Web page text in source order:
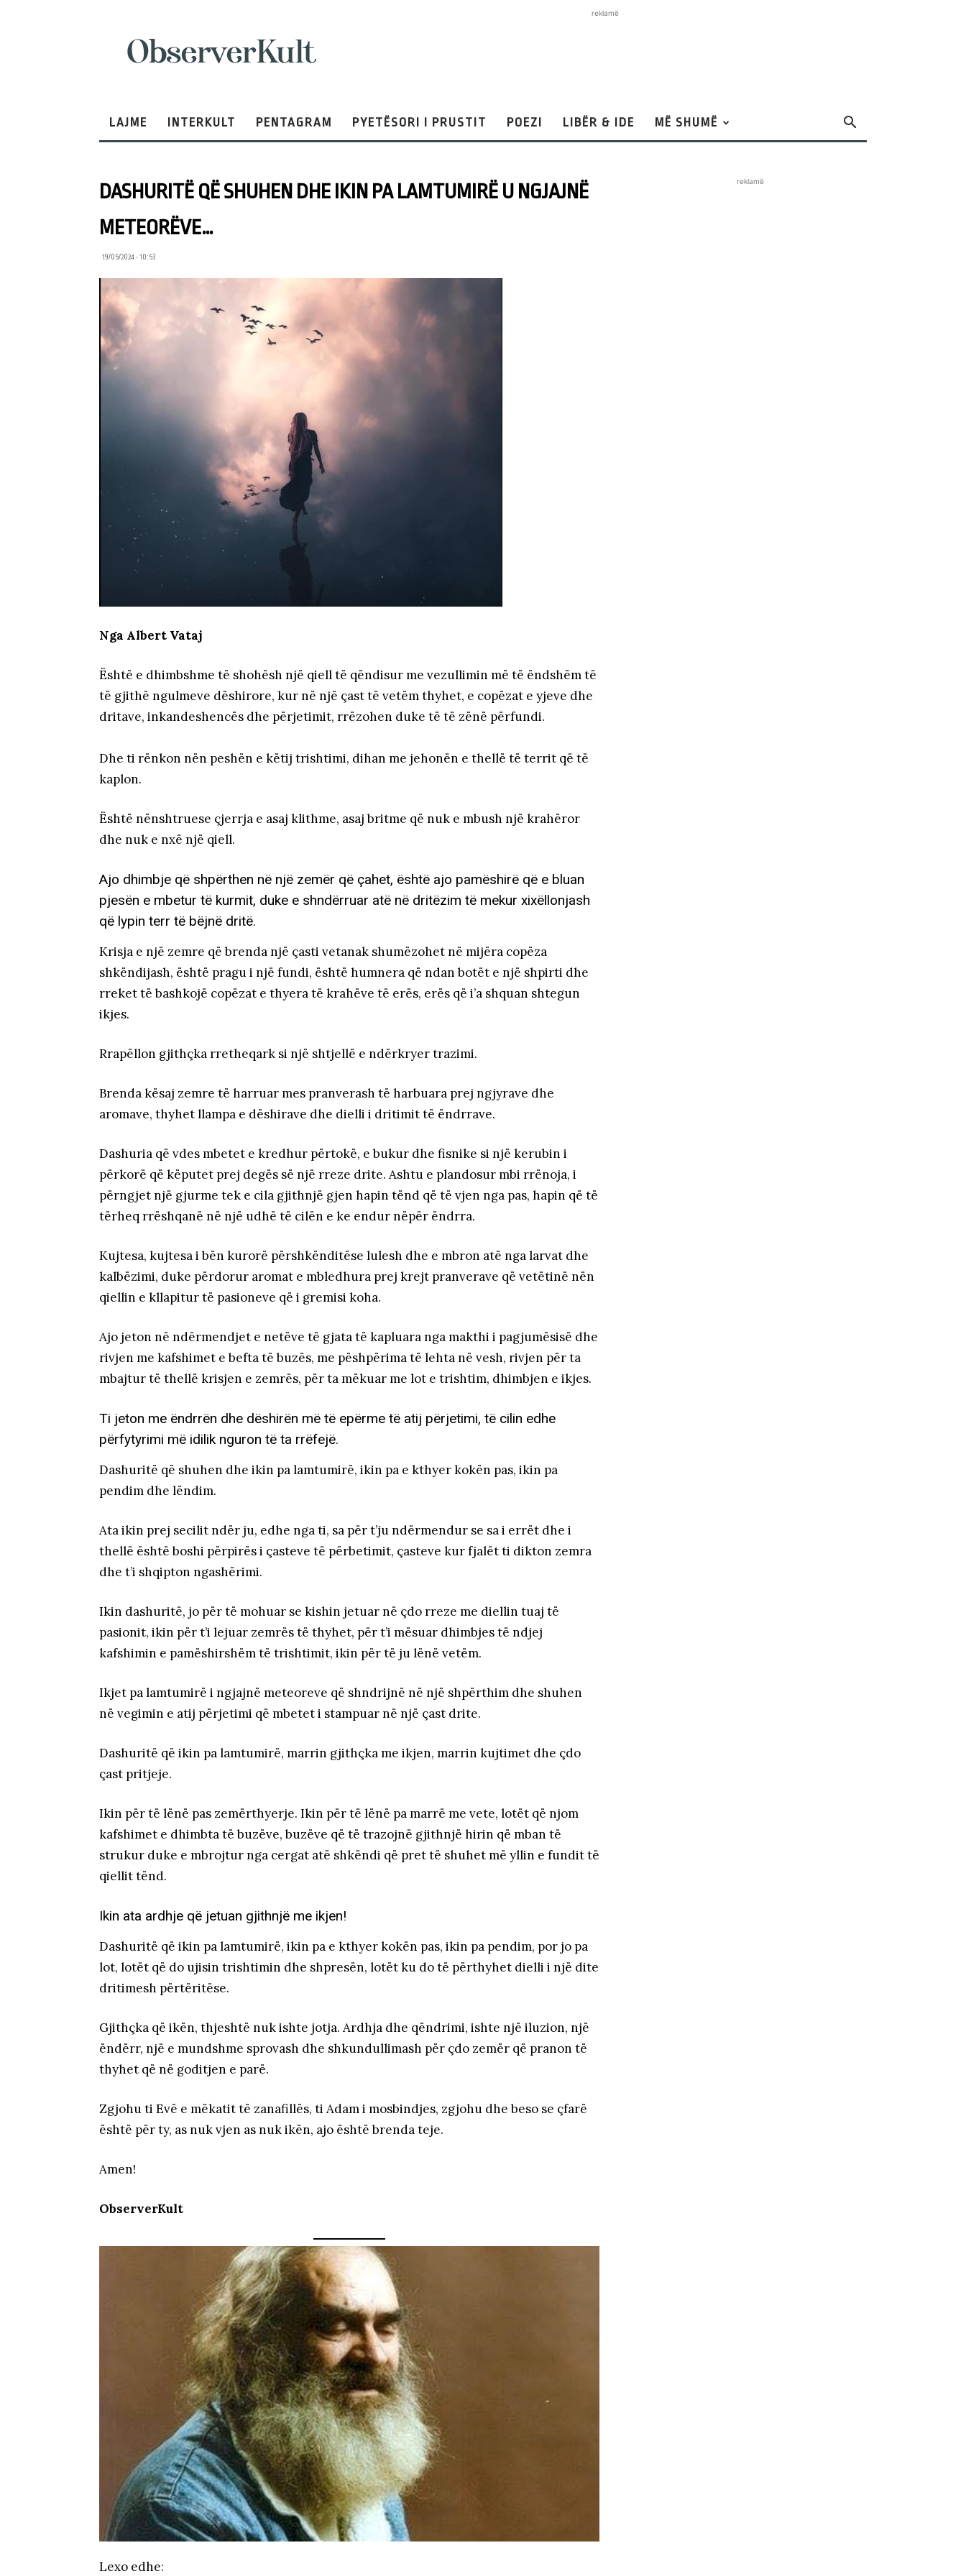
reklamë
LAJME INTERKULT PENTAGRAM PYETËSORI I PRUSTIT POEZI LIBËR & IDE MË SHUMË
DASHURITË QË SHUHEN DHE IKIN PA LAMTUMIRË U NGJAJNË
METEORËVE…
19/05/2024 • 10:53
Nga Albert Vataj
Është e dhimbshme të shohësh një qiell të qëndisur me vezullimin më të ëndshëm të
të gjithë ngulmeve dëshirore, kur në një çast të vetëm thyhet, e copëzat e yjeve dhe
dritave, inkandeshencës dhe përjetimit, rrëzohen duke të të zënë përfundi.
Dhe ti rënkon nën peshën e këtij trishtimi, dihan me jehonën e thellë të territ që të
kaplon.
Është nënshtruese çjerrja e asaj klithme, asaj britme që nuk e mbush një krahëror
dhe nuk e nxë një qiell.
Ajo dhimbje që shpërthen në një zemër që çahet, është ajo pamëshirë që e bluan
pjesën e mbetur të kurmit, duke e shndërruar atë në dritëzim të mekur xixëllonjash
që lypin terr të bëjnë dritë.
Krisja e një zemre që brenda një çasti vetanak shumëzohet në mijëra copëza
shkëndijash, është pragu i një fundi, është humnera që ndan botët e një shpirti dhe
rreket të bashkojë copëzat e thyera të krahëve të erës, erës që i’a shquan shtegun
ikjes.
Rrapëllon gjithçka rretheqark si një shtjellë e ndërkryer trazimi.
Brenda kësaj zemre të harruar mes pranverash të harbuara prej ngjyrave dhe
aromave, thyhet llampa e dëshirave dhe dielli i dritimit të ëndrrave.
Dashuria që vdes mbetet e kredhur përtokë, e bukur dhe fisnike si një kerubin i
përkorë që këputet prej degës së një rreze drite. Ashtu e plandosur mbi rrënoja, i
përngjet një gjurme tek e cila gjithnjë gjen hapin tënd që të vjen nga pas, hapin që të
tërheq rrëshqanë në një udhë të cilën e ke endur nëpër ëndrra.
Kujtesa, kujtesa i bën kurorë përshkënditëse lulesh dhe e mbron atë nga larvat dhe
kalbëzimi, duke përdorur aromat e mbledhura prej krejt pranverave që vetëtinë nën
qiellin e kllapitur të pasioneve që i gremisi koha.
Ajo jeton në ndërmendjet e netëve të gjata të kapluara nga makthi i pagjumësisë dhe
rivjen me kafshimet e befta të buzës, me pëshpërima të lehta në vesh, rivjen për ta
mbajtur të thellë krisjen e zemrës, për ta mëkuar me lot e trishtim, dhimbjen e ikjes.
Ti jeton me ëndrrën dhe dëshirën më të epërme të atij përjetimi, të cilin edhe
përfytyrimi më idilik nguron të ta rrëfejë.
Dashuritë që shuhen dhe ikin pa lamtumirë, ikin pa e kthyer kokën pas, ikin pa
pendim dhe lëndim.
Ata ikin prej secilit ndër ju, edhe nga ti, sa për t’ju ndërmendur se sa i errët dhe i
thellë është boshi përpirës i çasteve të përbetimit, çasteve kur fjalët ti dikton zemra
dhe t’i shqipton ngashërimi.
Ikin dashuritë, jo për të mohuar se kishin jetuar në çdo rreze me diellin tuaj të
pasionit, ikin për t’i lejuar zemrës të thyhet, për t’i mësuar dhimbjes të ndjej
kafshimin e pamëshirshëm të trishtimit, ikin për të ju lënë vetëm.
Ikjet pa lamtumirë i ngjajnë meteoreve që shndrijnë në një shpërthim dhe shuhen
në vegimin e atij përjetimi që mbetet i stampuar në një çast drite.
Dashuritë që ikin pa lamtumirë, marrin gjithçka me ikjen, marrin kujtimet dhe çdo
çast pritjeje.
Ikin për të lënë pas zemërthyerje. Ikin për të lënë pa marrë me vete, lotët që njom
kafshimet e dhimbta të buzëve, buzëve që të trazojnë gjithnjë hirin që mban të
strukur duke e mbrojtur nga cergat atë shkëndi që pret të shuhet më yllin e fundit të
qiellit tënd.
Ikin ata ardhje që jetuan gjithnjë me ikjen!
Dashuritë që ikin pa lamtumirë, ikin pa e kthyer kokën pas, ikin pa pendim, por jo pa
lot, lotët që do ujisin trishtimin dhe shpresën, lotët ku do të përthyhet dielli i një dite
dritimesh përtëritëse.
Gjithçka që ikën, thjeshtë nuk ishte jotja. Ardhja dhe qëndrimi, ishte një iluzion, një
ëndërr, një e mundshme sprovash dhe shkundullimash për çdo zemër që pranon të
thyhet që në goditjen e parë.
Zgjohu ti Evë e mëkatit të zanafillës, ti Adam i mosbindjes, zgjohu dhe beso se çfarë
është për ty, as nuk vjen as nuk ikën, ajo është brenda teje.
Amen!
ObserverKult
Lexo edhe:
reklamë